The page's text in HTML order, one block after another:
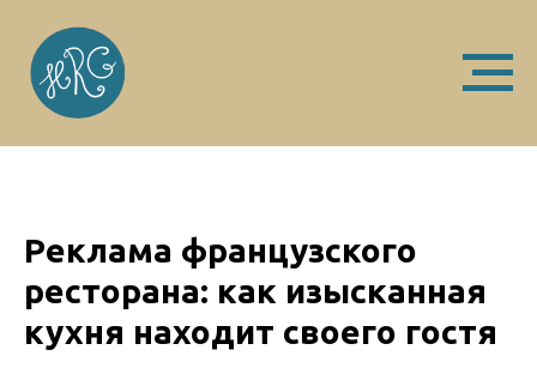
Реклама французского
ресторана: как изысканная
кухня находит своего гостя